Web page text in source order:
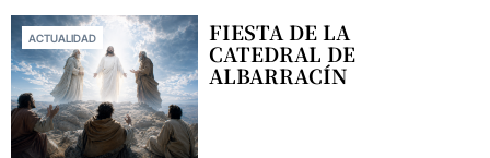
ACTUALIDAD FIESTA DE LA
CATEDRAL DE
ALBARRACÍN